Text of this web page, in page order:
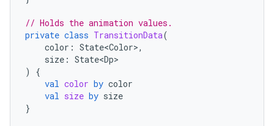
// Holds the animation values.
private class TransitionData(
color : State<Color>,
size : State<Dp>
)
{
val color by color
val size by size
}